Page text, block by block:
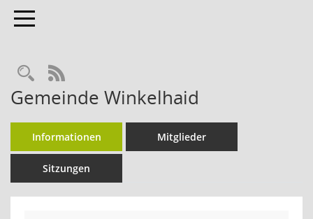
Toggle navigation
Rechercheauswahl
RSS-Feed
Gemeinde Winkelhaid
Informationen Mitglieder
Sitzungen